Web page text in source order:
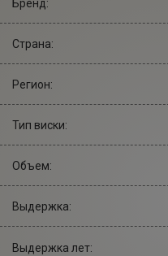
Бренд:
Страна:
Регион:
Тип виски:
Объем:
Выдержка:
Выдержка лет: